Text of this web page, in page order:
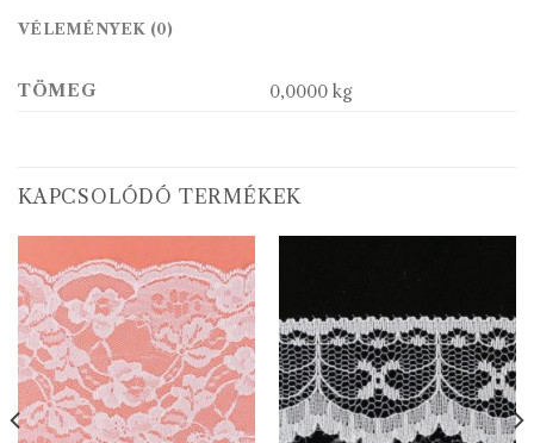
VÉLEMÉNYEK (0)
TÖMEG 0,0000 kg
KAPCSOLÓDÓ TERMÉKEK